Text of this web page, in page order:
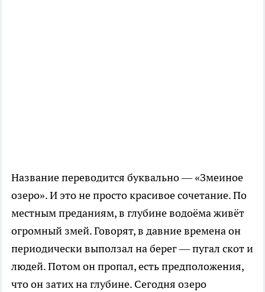
Название переводится буквально — «Змеиное
озеро». И это не просто красивое сочетание. По
местным преданиям, в глубине водоёма живёт
огромный змей. Говорят, в давние времена он
периодически выползал на берег — пугал скот и
людей. Потом он пропал, есть предположения,
что он затих на глубине. Сегодня озеро